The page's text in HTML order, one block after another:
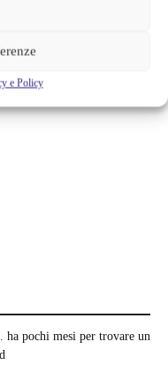
e Policy
ha pochi mesi per trovare un